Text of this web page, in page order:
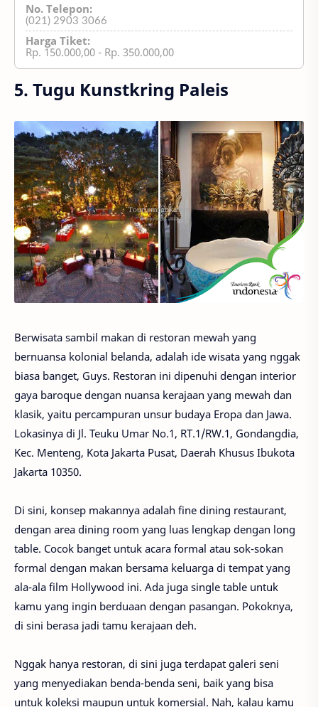
No. Telepon:
(021) 2903 3066
Harga Tiket:
Rp. 150.000,00 - Rp. 350.000,00
5. Tugu Kunstkring Paleis
Berwisata sambil makan di restoran mewah yang
bernuansa kolonial belanda, adalah ide wisata yang nggak
biasa banget, Guys. Restoran ini dipenuhi dengan interior
gaya baroque dengan nuansa kerajaan yang mewah dan
klasik, yaitu percampuran unsur budaya Eropa dan Jawa.
Lokasinya di Jl. Teuku Umar No.1, RT.1/RW.1, Gondangdia,
Kec. Menteng, Kota Jakarta Pusat, Daerah Khusus Ibukota
Jakarta 10350.
Di sini, konsep makannya adalah fine dining restaurant,
dengan area dining room yang luas lengkap dengan long
table. Cocok banget untuk acara formal atau sok-sokan
formal dengan makan bersama keluarga di tempat yang
ala-ala film Hollywood ini. Ada juga single table untuk
kamu yang ingin berduaan dengan pasangan. Pokoknya,
di sini berasa jadi tamu kerajaan deh.
Nggak hanya restoran, di sini juga terdapat galeri seni
yang menyediakan benda-benda seni, baik yang bisa
untuk koleksi maupun untuk komersial. Nah, kalau kamu